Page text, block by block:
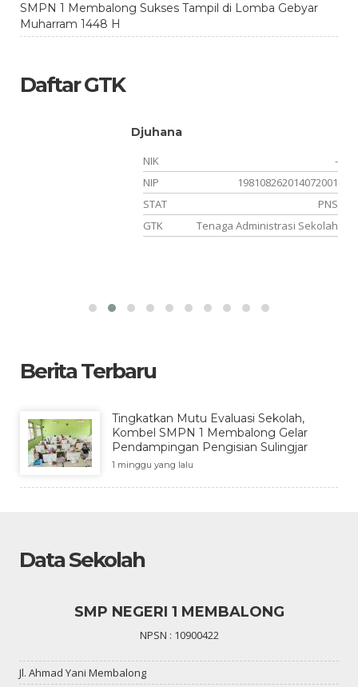
SMPN 1 Membalong Sukses Tampil di Lomba Gebyar
Muharram 1448 H
Daftar GTK
Djuhana
NIK
-
NIP
198108262014072001
STAT
PNS
GTK
Tenaga Administrasi Sekolah
Berita Terbaru
Tingkatkan Mutu Evaluasi Sekolah,
Kombel SMPN 1 Membalong Gelar
Pendampingan Pengisian Sulingjar
1 minggu yang lalu
Data Sekolah
SMP NEGERI 1 MEMBALONG
NPSN : 10900422
Jl. Ahmad Yani Membalong